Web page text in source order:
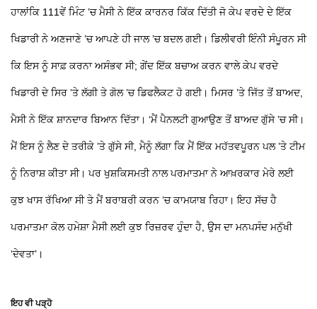
ਹਾਲਾਂਕਿ 111ਵੇਂ ਮਿੰਟ ’ਚ ਮੈਸੀ ਨੇ ਇੱਕ ਕਾਰਨਰ ਕਿੱਕ ਦਿੱਤੀ ਜੋ ਕੇਪ ਵਰਦੇ ਦੇ ਇੱਕ
ਖਿਡਾਰੀ ਨੇ ਅਣਜਾਣੇ ’ਚ ਆਪਣੇ ਹੀ ਜਾਲ ’ਚ ਬਦਲ ਗਈ। ਡਿਲੀਵਰੀ ਇੰਨੀ ਸੰਪੂਰਨ ਸੀ
ਕਿ ਇਸ ਨੂੰ ਸਾਫ਼ ਕਰਨਾ ਅਸੰਭਵ ਸੀ; ਗੇਂਦ ਇੱਕ ਬਚਾਅ ਕਰਨ ਵਾਲੇ ਕੇਪ ਵਰਦੇ
ਖਿਡਾਰੀ ਦੇ ਸਿਰ ’ਤੇ ਲੱਗੀ ਤੇ ਗੋਲ ’ਚ ਡਿਫਲੈਕਟ ਹੋ ਗਈ। ਮਿਸਰ ’ਤੇ ਜਿੱਤ ਤੋਂ ਬਾਅਦ,
ਮੈਸੀ ਨੇ ਇੱਕ ਸ਼ਾਨਦਾਰ ਬਿਆਨ ਦਿੱਤਾ। ‘ਮੈਂ ਪੈਨਲਟੀ ਗੁਆਉਣ ਤੋਂ ਬਾਅਦ ਗੁੱਸੇ ’ਚ ਸੀ।
ਮੈਂ ਇਸ ਨੂੰ ਲੈਣ ਦੇ ਤਰੀਕੇ ’ਤੇ ਗੁੱਸੇ ਸੀ, ਮੈਨੂੰ ਲੱਗਾ ਕਿ ਮੈਂ ਇੱਕ ਮਹੱਤਵਪੂਰਨ ਪਲ ’ਤੇ ਟੀਮ
ਨੂੰ ਨਿਰਾਸ਼ ਕੀਤਾ ਸੀ। ਪਰ ਖੁਸ਼ਕਿਸਮਤੀ ਨਾਲ ਪਰਮਾਤਮਾ ਨੇ ਆਖ਼ਰਕਾਰ ਮੇਰੇ ਲਈ
ਕੁਝ ਖਾਸ ਰੱਖਿਆ ਸੀ ਤੇ ਮੈਂ ਬਰਾਬਰੀ ਕਰਨ ’ਚ ਕਾਮਯਾਬ ਰਿਹਾ। ਇਹ ਸੱਚ ਹੈ
ਪਰਮਾਤਮਾ ਕੋਲ ਹਮੇਸ਼ਾ ਮੈਸੀ ਲਈ ਕੁਝ ਰਿਜ਼ਰਵ ਹੁੰਦਾ ਹੈ, ਉਸ ਦਾ ਮਨਪਸੰਦ ਮਨੁੱਖੀ
‘ਦੇਵਤਾ’।
ਇਹ ਵੀ ਪੜ੍ਹੋ